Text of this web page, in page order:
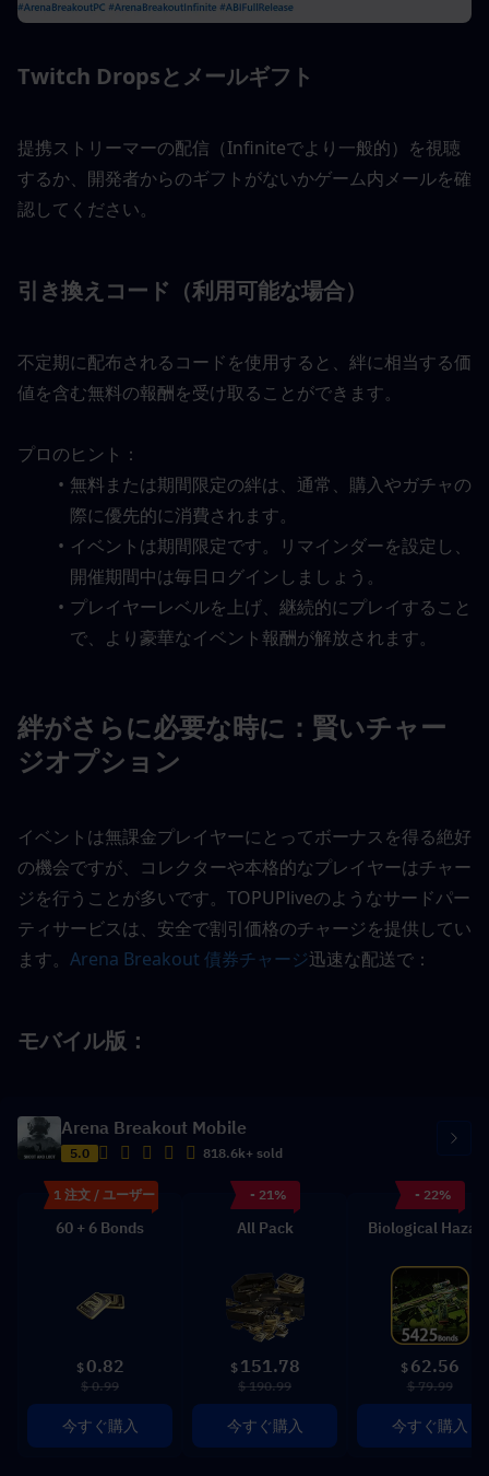
Twitch Dropsとメールギフト
提携ストリーマーの配信（Infiniteでより一般的）を視聴
するか、開発者からのギフトがないかゲーム内メールを確
認してください。
引き換えコード（利用可能な場合）
不定期に配布されるコードを使用すると、絆に相当する価
値を含む無料の報酬を受け取ることができます。
プロのヒント：
無料または期間限定の絆は、通常、購入やガチャの
際に優先的に消費されます。
イベントは期間限定です。リマインダーを設定し、
開催期間中は毎日ログインしましょう。
プレイヤーレベルを上げ、継続的にプレイすること
で、より豪華なイベント報酬が解放されます。
絆がさらに必要な時に：賢いチャー
ジオプション
イベントは無課金プレイヤーにとってボーナスを得る絶好
の機会ですが、コレクターや本格的なプレイヤーはチャー
ジを行うことが多いです。TOPUPliveのようなサードパー
ティサービスは、安全で割引価格のチャージを提供してい
ます。 Arena Breakout 債券チャージ迅速な配送で：
モバイル版：
Arena Breakout Mobile
5.0 818.6k+ sold
1 注文 / ユーザー
60 + 6 Bonds
$ 0.82
$ 0.99
今すぐ購入
- 21%
All Pack
$ 151.78
$ 190.99
今すぐ購入
- 22%
Biological
$ 62.56
$ 79.99
今すぐ購入